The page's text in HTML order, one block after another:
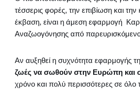
τέσσερις φορές, την επιβίωση και
έκβαση, είναι η άμεση εφαρμογή
Αναζωογόνησης από
Αν αυξηθεί η συχνότητα εφαρμογής
ζωές να σωθούν στην Ευρώπη και
χρόνο και πολύ περισσότερες σε όλο